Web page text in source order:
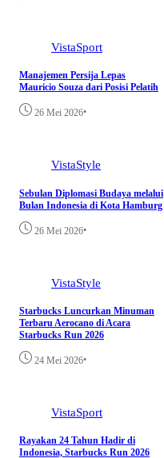
VistaSport
Manajemen Persija Lepas
Mauricio Souza dari Posisi Pelatih
26 Mei 2026•
VistaStyle
Sebulan Diplomasi Budaya melalui
Bulan Indonesia di Kota Hamburg
26 Mei 2026•
VistaStyle
Starbucks Luncurkan Minuman
Terbaru Aerocano di Acara
Starbucks Run 2026
24 Mei 2026•
VistaSport
Rayakan 24 Tahun Hadir di
Indonesia, Starbucks Run 2026